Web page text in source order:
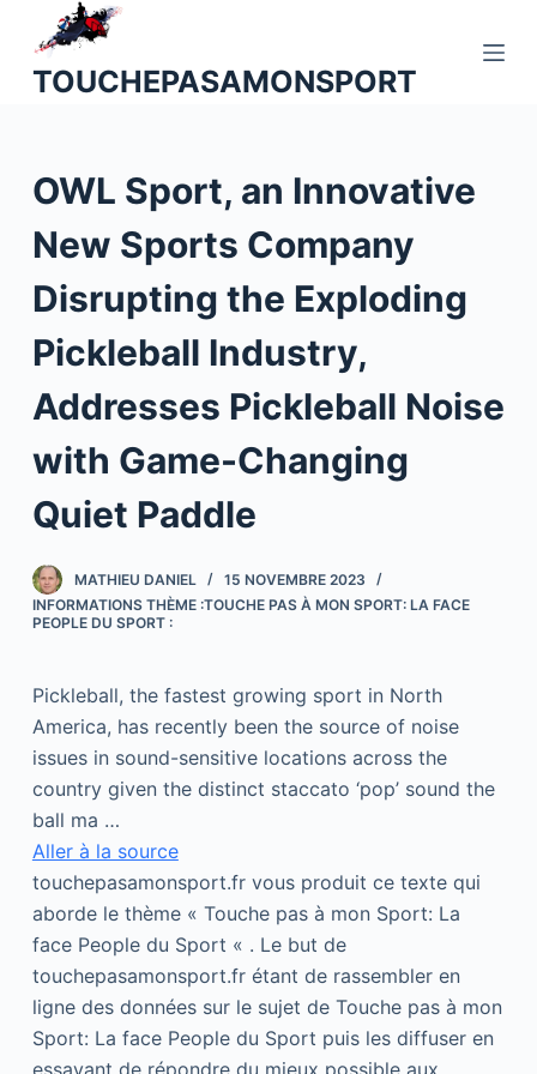
o
n
u
TOUCHEPASAMONSPORT
OWL Sport, an Innovative
New Sports Company
Disrupting the Exploding
Pickleball Industry,
Addresses Pickleball Noise
with Game-Changing
Quiet Paddle
MATHIEU DANIEL
15 NOVEMBRE 2023
INFORMATIONS THÈME :TOUCHE PAS À MON SPORT: LA FACE
PEOPLE DU SPORT :
Pickleball, the fastest growing sport in North
America, has recently been the source of noise
issues in sound-sensitive locations across the
country given the distinct staccato ‘pop’ sound the
ball ma …
Aller à la source
touchepasamonsport.fr vous produit ce texte qui
aborde le thème « Touche pas à mon Sport: La
face People du Sport « . Le but de
touchepasamonsport.fr étant de rassembler en
ligne des données sur le sujet de Touche pas à mon
Sport: La face People du Sport puis les diffuser en
essayant de répondre du mieux possible aux